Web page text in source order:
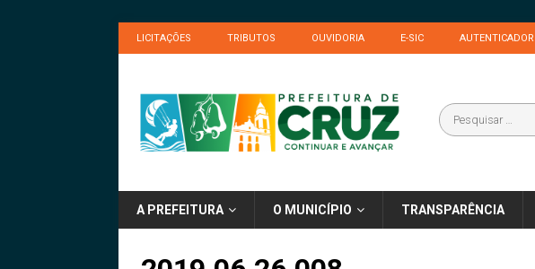
LICITAÇÕES TRIBUTOS OUVIDORIA E-SIC AUTENTICADOR
A PREFEITURA O MUNICÍPIO TRANSPARÊNCIA